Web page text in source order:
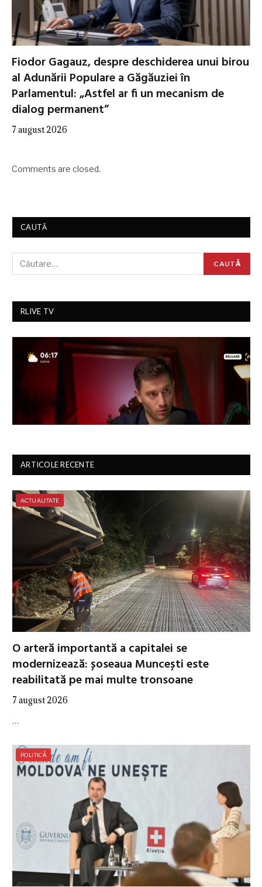
Fiodor Gagauz, despre deschiderea unui birou
al Adunării Populare a Găgăuziei în
Parlamentul: „Astfel ar fi un mecanism de
dialog permanent”
7 august 2026
Comments are closed.
CAUTĂ
RLIVE TV
ARTICOLE RECENTE
ACTUALITATE
O arteră importantă a capitalei se
modernizează: șoseaua Muncești este
reabilitată pe mai multe tronsoane
7 august 2026
…
POLITICĂ